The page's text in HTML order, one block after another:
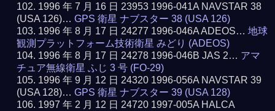
1996 年 7 月 16 日 23953 1996-041A NAVSTAR 38
(USA 126)…GPS 衛星 ナブスター 38 (USA 126)
1996 年 8 月 17 日 24277 1996-046A ADEOS…地球
観測プラットフォーム技術衛星 みどり (ADEOS)
1996 年 8 月 17 日 24278 1996-046B JAS 2… アマ
チュア無線衛星 ふじ 3 号 (FO-29)
1996 年 9 月 12 日 24320 1996-056A NAVSTAR 39
(USA 128)…GPS 衛星 ナブスター 39 (USA 128)
1997 年 2 月 12 日 24720 1997-005A HALCA